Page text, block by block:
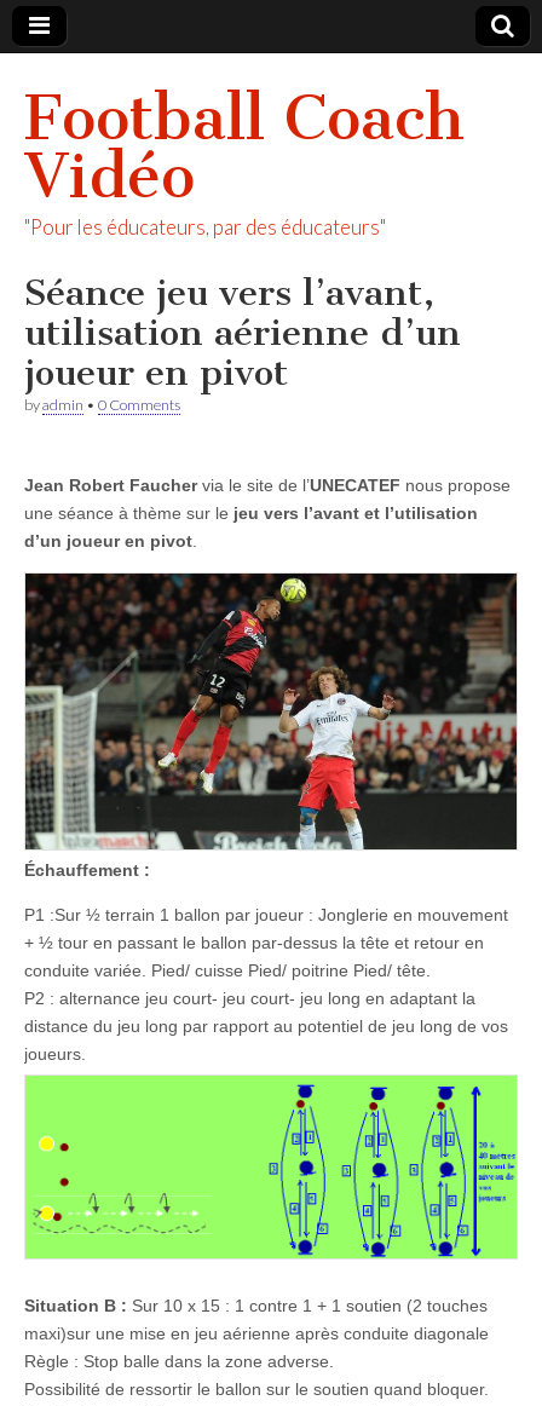
Football Coach
Vidéo
"Pour les éducateurs, par des éducateurs"
Séance jeu vers l’avant,
utilisation aérienne d’un
joueur en pivot
byadmin • 0 Comments
Jean Robert Fauchervia le site de l’UNECATEF nous propose
une séance à thème sur le jeu vers l’avant et l’utilisation
d’un joueur en pivot
Échauffement :
P1 :Sur ½ terrain 1 ballon par joueur : Jonglerie en mouvement
+ ½ tour en passant le ballon par-dessus la tête et retour en
conduite variée. Pied/ cuisse Pied/ poitrine Pied/ tête.
P2 : alternance jeu court- jeu court- jeu long en adaptant la
distance du jeu long par rapport au potentiel de jeu long de vos
joueurs.
Situation B : Sur 10 x 15 : 1 contre 1 + 1 soutien (2 touches
maxi)sur une mise en jeu aérienne après conduite diagonale
Règle : Stop balle dans la zone adverse.
Possibilité de ressortir le ballon sur le soutien quand bloquer.